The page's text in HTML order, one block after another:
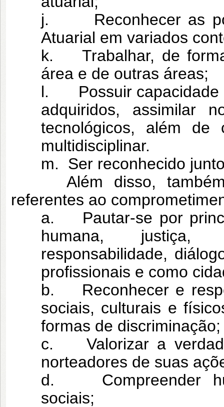
j. Reconhecer as
Atuarial em variados
k. Trabalhar, de
área e de outras áreas;
l. Possuir capacidade
adquiridos, assimilar
tecnológicos, além de
multidisciplinar.
m. Ser reconhecido
Além disso, também
referentes ao
a. Pautar-se por
humana, justiça,
responsabilidade,
profissionais e como
b. Reconhecer e
sociais, culturais e
formas de discriminação;
c. Valorizar a
norteadores de suas
d. Compreender
sociais;